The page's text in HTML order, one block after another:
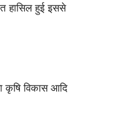
हासिल हुई इससे
कृषि विकास आदि